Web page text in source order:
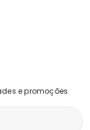
e promoções